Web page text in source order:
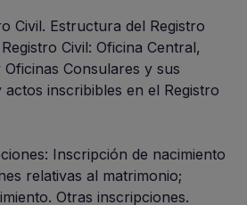
Civil. Estructura del Registro
Civil: Oficina Central,
Consulares y sus
inscribibles en el Registro
Inscripción de nacimiento
relativas al matrimonio;
Otras inscripciones.